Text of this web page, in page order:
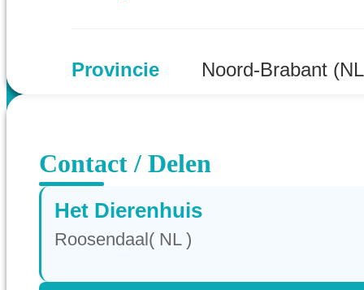
Provincie Noord-Brabant
Contact / Delen
Het Dierenhuis
Roosendaal( NL )